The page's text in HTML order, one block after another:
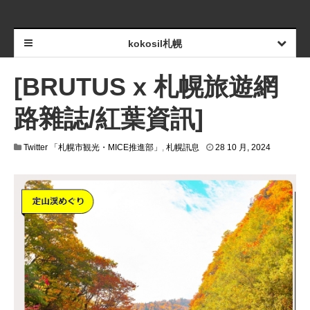
kokosil札幌
[BRUTUS x 札幌旅遊網
路雜誌/紅葉資訊]
Twitter 「札幌市観光・MICE推進部」 , 札幌訊息 28 10 月, 2024